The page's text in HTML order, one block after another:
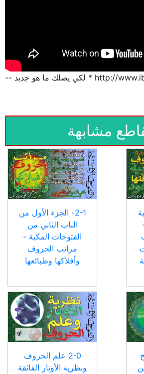
http://www.ibnalarabi.com/video * لكي يصلك ما هو جديد --
مشابهة
2-1- الجزء الأول من
الباب الثاني من
الفتوحات المكية -
مراتب الحروف
وأفلاكها وطبائعها
2-0 علم الحروف
ونظرية الأوتار الفائقة